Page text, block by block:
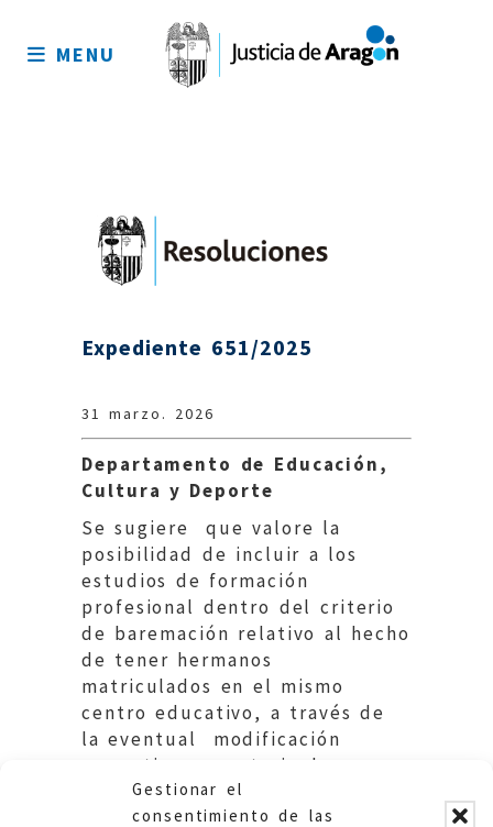
Gestionar el
consentimiento de las
sitio
MENU
Expediente 651/2025
31 marzo. 2026
Departamento de Educación,
Cultura y Deporte
Se sugiere que valore la
posibilidad de incluir a los
estudios de formación
profesional dentro del criterio
de baremación relativo al hecho
de tener hermanos
matriculados en el mismo
centro educativo, a través de
la eventual modificación
normativa en materia de
escolarización, si procediere.